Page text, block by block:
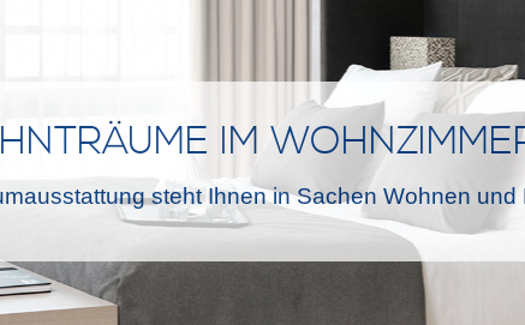
IM
steht Ihnen in Sachen Wohnen